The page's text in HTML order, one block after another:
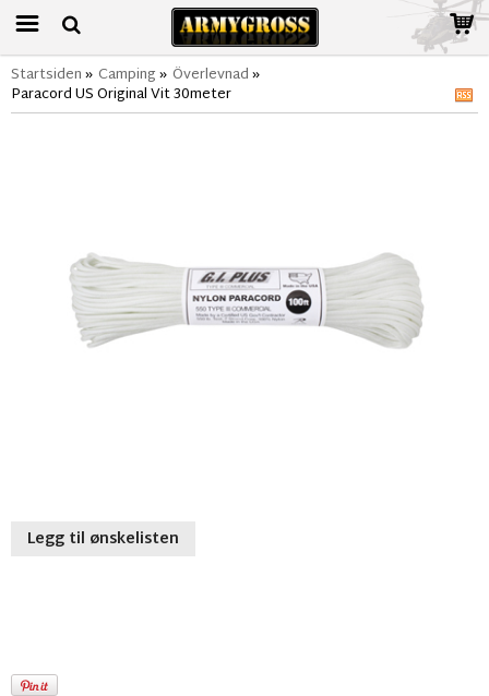
Startsiden» Camping» Överlevnad»
Paracord US Original Vit 30meter
Legg til ønskelisten